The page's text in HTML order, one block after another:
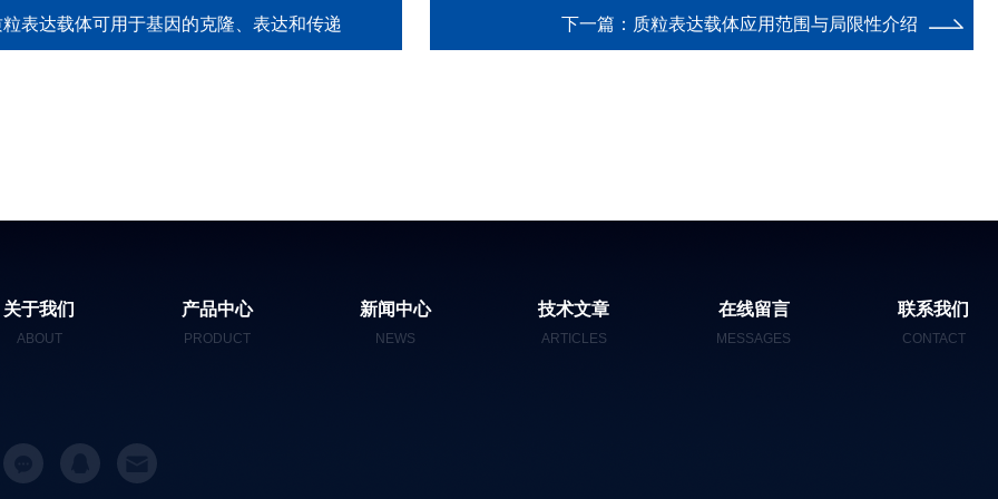
粒表达载体可用于基因的克隆、表达和传递 下一篇： 质粒表达载体应用范围与局限性介绍
关于我们
ABOUT
产品中心
PRODUCT
新闻中心
NEWS
技术文章
ARTICLES
在线留言
MESSAGES
联系我们
CONTACT